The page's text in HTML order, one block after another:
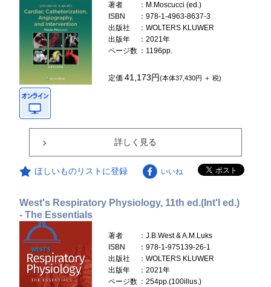
著者
：M.Moscucci (ed.)
ISBN
：978-1-4963-8637-3
出版社
：WOLTERS KLUWER
出版年
：2021年
ページ数 ：1196pp.
定価41,173円(本体37,430円 ＋ 税)
詳しく見る
ほしいものリストに登録 いいね
West's Respiratory Physiology, 11th ed.(Int'l ed.)
- The Essentials
著者
：J.B.West & A.M.Luks
ISBN
：978-1-975139-26-1
出版社
：WOLTERS KLUWER
出版年
：2021年
ページ数 ：254pp.(100illus.)